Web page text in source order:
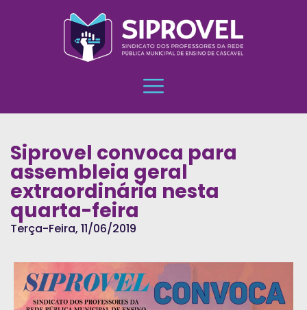
Siprovel convoca para
assembleia geral
extraordinária nesta
quarta-feira
Terça-Feira, 11/06/2019